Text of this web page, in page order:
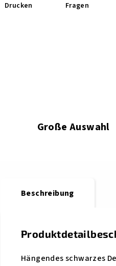
Drucken Fragen
Große Auswahl
Beschreibung
Hängendes schwarzes